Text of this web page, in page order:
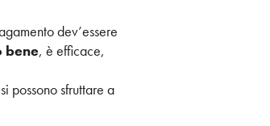
dev’essere
bene, è efficace,
possono sfruttare a